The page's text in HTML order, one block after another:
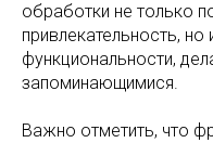
обработки не только
привлекательность, но
функциональности,
запоминающимися.
Важно отметить, что